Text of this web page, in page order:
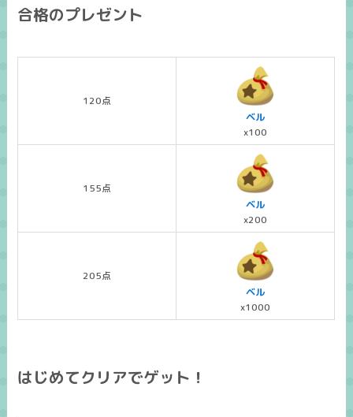
合格のプレゼント
120点
ベル
x100
155点
ベル
x200
205点
ベル
x1000
はじめてクリアでゲット！